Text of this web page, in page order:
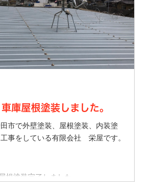
庫屋根塗装しました。
市で外壁塗装、屋根塗装、内装塗
事をしている有限会社 栄屋です。
根塗装完了しました。